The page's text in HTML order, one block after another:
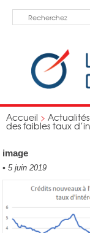
Accueil > Actualités
des faibles taux
image
• 5 juin 2019